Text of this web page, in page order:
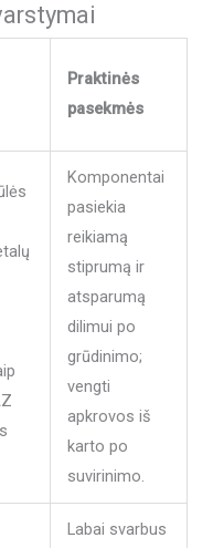
Praktinės
pasekmės
Komponentai
pasiekia
reikiamą
stiprumą ir
atsparumą
dilimui po
grūdinimo;
vengti
apkrovos iš
karto po
suvirinimo.
Labai svarbus